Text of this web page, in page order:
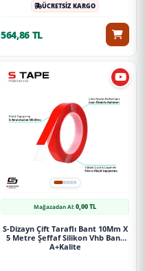
ÜCRETSİZ KARGO
564,86 TL
Mağazadan Al:0,00 TL
S-Dizayn Çift Taraflı Bant 10Mm X
5 Metre Şeffaf Silikon Vhb Bant
A+Kalite